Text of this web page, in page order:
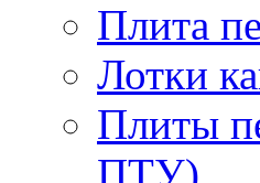
Плита
Лотки
Плиты